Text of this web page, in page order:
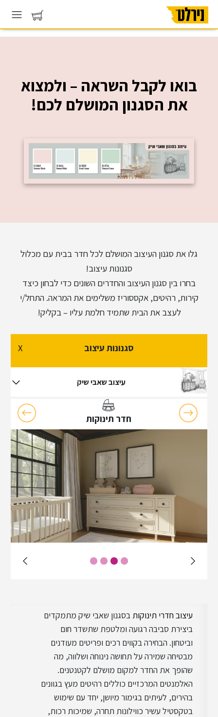
בואו לקבל השראה – ולמצוא
את הסגנון המושלם לכם!
גלו את סגנון העיצוב המושלם לכל חדר בבית עם מכלול
סגנונות עיצוב!
בחרו בין סגנון העיצוב והחדרים השונים כדי לבחון כיצד
קירות, רהיטים, אקססוריז משלימים את המראה. התחל/י
לעצב את הבית שתמיד חלמת עליו – בקליק!
סגנונות עיצוב X
עיצוב שאבי שיק
עיצוב מודרני
עיצוב טוסקני
עיצוב ביופילי
עיצוב שאבי שיק
עיצוב מינימליסטי
עיצוב תעשייתי
עיצוב בוהו שיק
עיצוב כפרי
עיצוב פרובנס
עיצוב רטרו
חדר תינוקות
עיצוב חדרי תינוקות בסגנון שאבי שיק מתמקדים
ביצירת סביבה רגועה ומלטפת שתשדר חום
וביטחון. הבחירה בקווים רכים ופריטים מעודנים
מבטיחה שמירה על תחושה נינוחה ושלווה, מה
שהופך את החדר למקום מושלם לקטנטנים.
האלמנטים המרכזיים כוללים רהיטים מעץ בגוונים
בהירים, לעיתים בגימור מיושן, יחד עם שימוש
בטקסטיל עשיר כווילונות תחרה, שמיכות רכות,